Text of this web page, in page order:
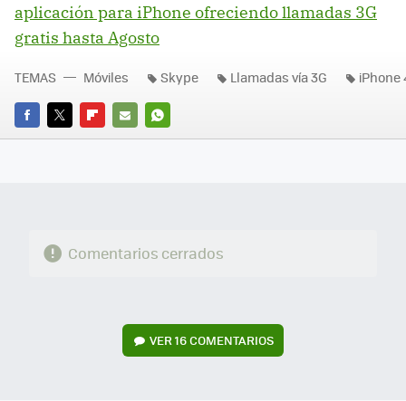
aplicación para iPhone ofreciendo llamadas 3G
gratis hasta Agosto
FACEBOOK
TWITTERFLIPBOARD
E-
WHATSAPP
TEMAS Móviles Skype Llamadas vía 3G iPhone
Comentarios cerrados
VER16 COMENTARIOS